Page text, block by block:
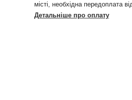
місті, необхідна передоплата
Детальніше про оплату